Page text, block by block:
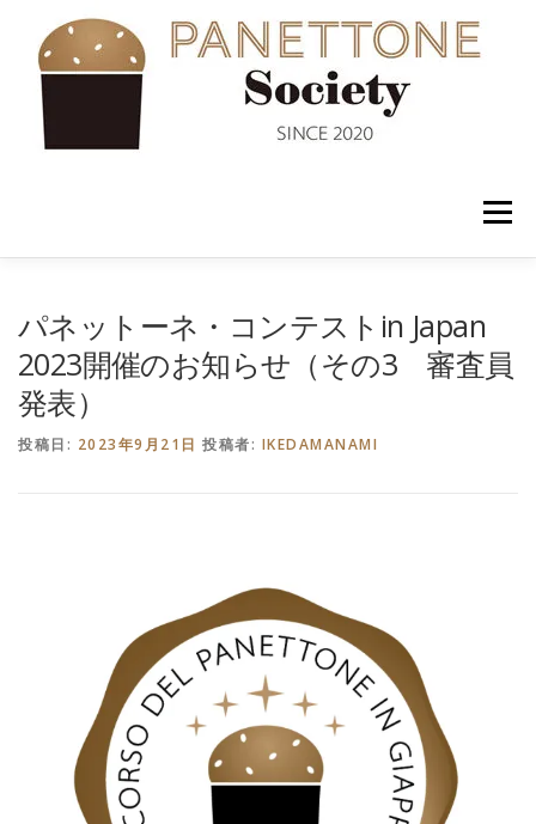
メニュー
SHOP
パネットーネ・コンテストin Japan
2023開催のお知らせ（その3 審査員
発表）
投稿日: 2023年9月21日 投稿者: IKEDAMANAMI